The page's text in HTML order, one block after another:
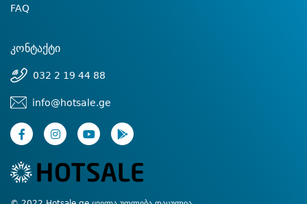
FAQ
კონტაქტი
032 2 19 44 88
info@hotsale.ge